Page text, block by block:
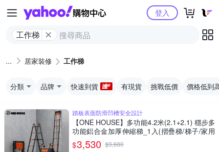
Yahoo購物中心
工作梯
登入
居家裝修 工作梯
分類 品牌 快速到貨 有現貨 挑戰低價 價格低到
踏板表面防滑凹槽安全設計
【ONE HOUSE】多功能4.2米(2.1+2.1) 穩步多
功能鋁合金加厚伸縮梯_1入(摺疊梯/梯子/家用
梯/人字梯/A字梯/鋁梯)
$3,530 $3,680